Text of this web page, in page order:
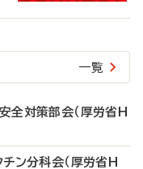
一覧
全対策部会（厚労省H
ン分科会（厚労省H